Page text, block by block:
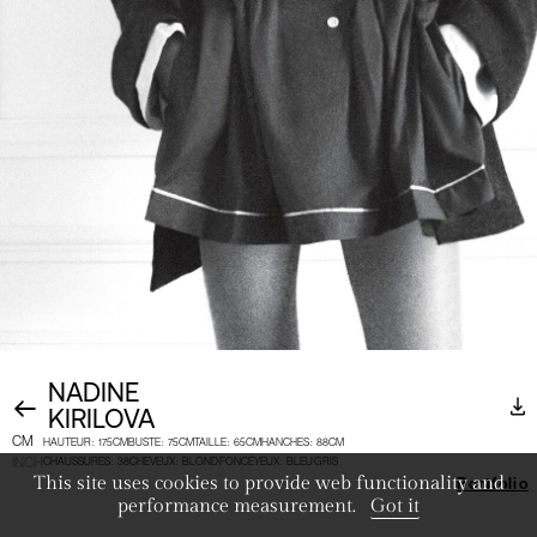
This site uses cookies to provide web functionality and
performance measurement. Got it
NADINE
KIRILOVA
CM
HAUTEUR: 175CM BUSTE: 75CMTAILLE: 65CM HANCHES: 88CM
CHAUSSURES: 38CHEVEUX: BLOND FONCÉYEUX: BLEU GRIS
Portfolio